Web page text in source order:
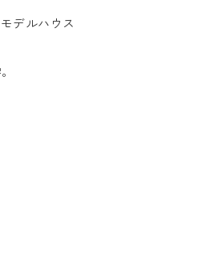
デルハウス